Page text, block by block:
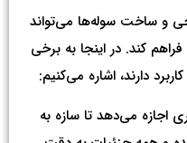
و ساخت سوله‌ها می‌تواند
کند. در اینجا به برخی
دارند، اشاره می‌کنیم:
اجازه می‌دهد تا سازه به